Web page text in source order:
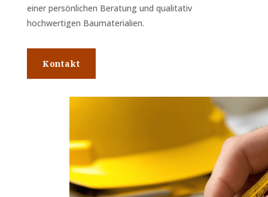
einer persönlichen Beratung und qualitativ
hochwertigen Baumaterialien.
Kontakt